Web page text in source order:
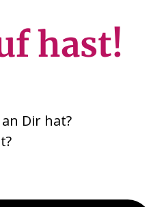
hast!
Dir hat?